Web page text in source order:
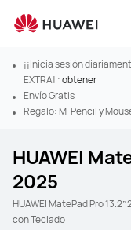
¡¡Inicia sesión
EXTRA! :obtener
Envío Gratis
Regalo: M-Pencil y
HUAWEI
2025
HUAWEI MatePad Pro
con Teclado